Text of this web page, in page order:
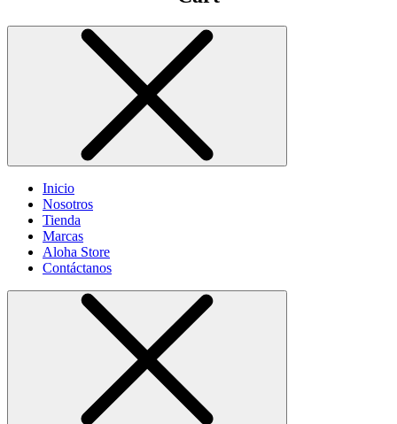
Inicio
Nosotros
Tienda
Marcas
Aloha Store
Contáctanos